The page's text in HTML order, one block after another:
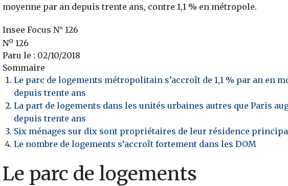
moyenne par an depuis trente ans, contre 1,1 % en métropole.
Insee Focus N° 126
No 126
Paru le : 02/10/2018
Sommaire
Le parc de logements métropolitain s’accroît de 1,1 % par an en
depuis trente ans
La part de logements dans les unités urbaines autres que Paris
depuis trente ans
Six ménages sur dix sont propriétaires de leur résidence
Le nombre de logements s’accroît fortement dans les DOM
Le parc de logements